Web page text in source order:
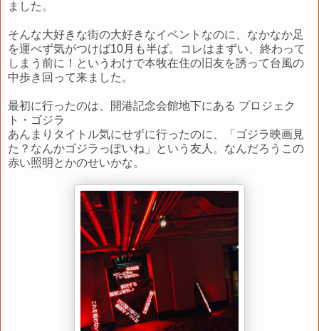
ました。
そんな大好きな街の大好きなイベントなのに、なかなか足
を運べず気がつけば10月も半ば。コレはまずい、終わって
しまう前に！というわけで本牧在住の旧友を誘って台風の
中歩き回って来ました。
最初に行ったのは、開港記念会館地下にある プロジェク
ト・ゴジラ
あんまりタイトル気にせずに行ったのに、「ゴジラ映画見
た？なんかゴジラっぽいね」という友人。なんだろうこの
赤い照明とかのせいかな。